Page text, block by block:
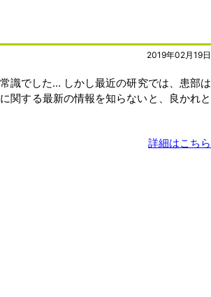
2019年02月19日
識でした… しかし最近の研究では、患部は
関する最新の情報を知らないと、良かれと
詳細はこちら